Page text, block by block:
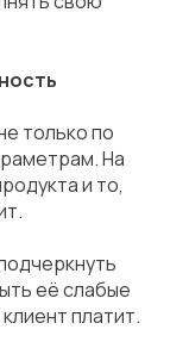
только по
На
и то,
её слабые
платит.